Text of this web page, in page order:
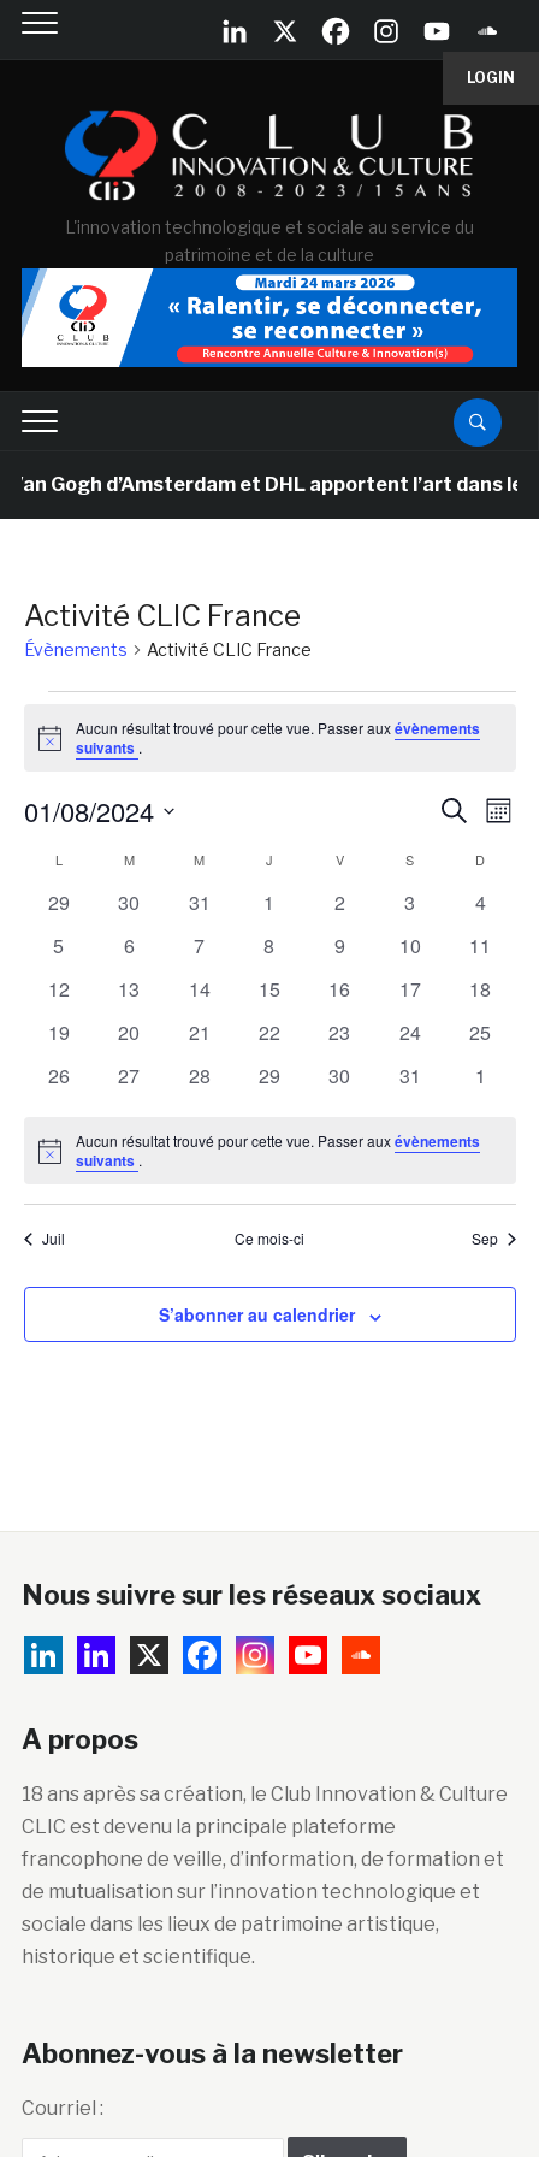
LOGIN
L'innovation technologique et sociale au service du
patrimoine et de la culture
Gogh d’Amsterdam et DHL apportent l’art dans
Activité CLIC France
Évènements Activité CLIC France
Notice
Aucun résultat trouvé pour cette vue. Passer auxévènements
suivants .
de
Mois
01/08/2024
date.
Calendrier
de
Évènements
LLUNDI MMARDI M MERCREDI
J VVENDREDIS D
0
29
0
30
0
31
0
1
0
2
0
3
0
4
0
5
0
6
0
7
0
8
0
9
0
10
0
11
0
12
0
13
0
14
0
15
0
16
0
17
0
18
0
19
0
20
0
21
0
22
0
23
0
24
0
25
0
26
0
27
0
28
0
29
0
30
0
31
0
1
Notice
Aucun résultat trouvé pour cette vue. Passer auxévènements
suivants .
Juil Ce mois-ci Sep
S’abonner au calendrier
Nous suivre sur les réseaux sociaux
A propos
18 ans après sa création, le Club Innovation & Culture
CLIC est devenu la principale plateforme
francophone de veille, d’information, de formation et
de mutualisation sur l’innovation technologique et
sociale dans les lieux de patrimoine artistique,
historique et scientifique.
Abonnez-vous à la newsletter
Courriel :